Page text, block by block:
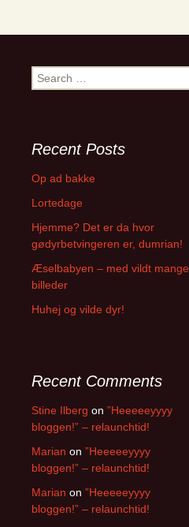
Search
for:
Recent Posts
Op ad bakke
Lortedage
Hjemme? Det er da hvor
gødyrbetvingeren er, dumrian!
Æselbabyen – med vildt mange
billeder
Huhej og vilde dyr!
Recent Comments
Stine Ilberg on ”Heeeeeyyyy
bloggen!” – relaunchtid!
Marian on ”Heeeeeyyyy
bloggen!” – relaunchtid!
Marian on ”Heeeeeyyyy
bloggen!” – relaunchtid!